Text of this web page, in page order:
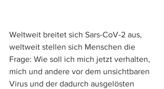
Weltweit breitet sich Sars-CoV-2 aus,
weltweit stellen sich Menschen die
Frage: Wie soll ich mich jetzt verhalten,
mich und andere vor dem unsichtbaren
Virus und der dadurch ausgelösten